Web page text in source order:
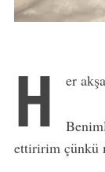
H er
ettiririm çünkü